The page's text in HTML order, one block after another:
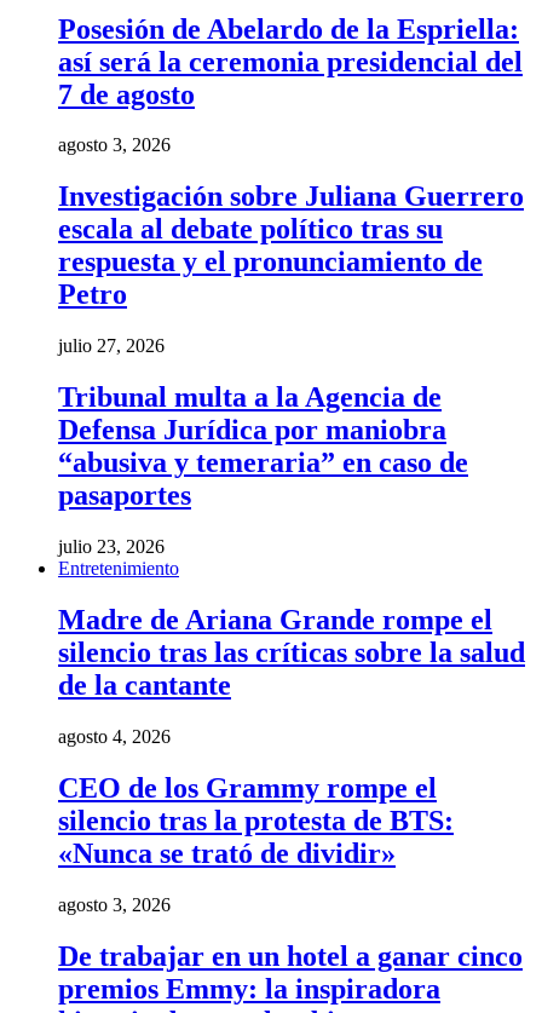
Posesión de Abelardo de la Espriella:
así será la ceremonia presidencial del
7 de agosto
agosto 3, 2026
Investigación sobre Juliana Guerrero
escala al debate político tras su
respuesta y el pronunciamiento de
Petro
julio 27, 2026
Tribunal multa a la Agencia de
Defensa Jurídica por maniobra
“abusiva y temeraria” en caso de
pasaportes
julio 23, 2026
Entretenimiento
Madre de Ariana Grande rompe el
silencio tras las críticas sobre la salud
de la cantante
agosto 4, 2026
CEO de los Grammy rompe el
silencio tras la protesta de BTS:
«Nunca se trató de dividir»
agosto 3, 2026
De trabajar en un hotel a ganar cinco
premios Emmy: la inspiradora